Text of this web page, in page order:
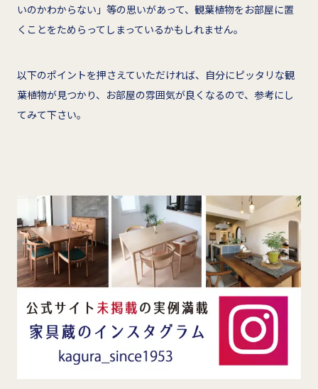
いのかわからない」等の思いがあって、観葉植物をお部屋に置
くことをためらってしまっているかもしれません。
以下のポイントを押さえていただければ、自分にピッタリな観
葉植物が見つかり、お部屋の雰囲気が良くなるので、参考にし
てみて下さい。